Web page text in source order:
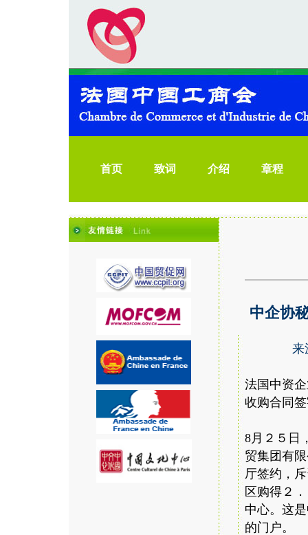
首页 致词 介绍 章程
中企协
来
法国中资
收购合同
8月２５日
贸集团有
厅签约，
区购得２
中心。这
的门户。